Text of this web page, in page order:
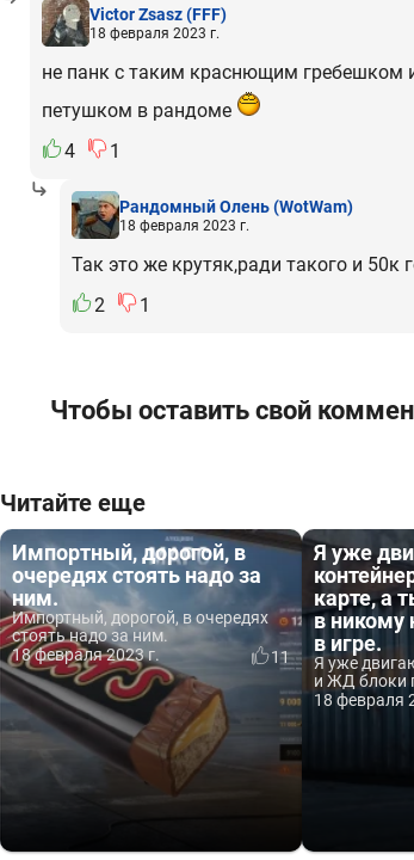
Victor Zsasz(FFF)
18 февраля 2023 г.
не панк с таким краснющим
петушком в рандоме
4
1
Рандомный Олень(WotWam)
18 февраля 2023 г.
Так это же крутяк,ради такого и 50к
2
1
Чтобы оставить свой
Читайте еще
Импортный, дорогой, в
очередях стоять надо за
ним.
Импортный, дорогой, в очередях
стоять надо за ним.
18 февраля 2023 г.
11
Я уже
карте, а
в никому
в игре.
Я уже
и ЖД блоки
18 февраля